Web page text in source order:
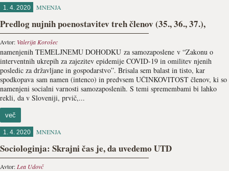
1. 4. 2020 MNENJA
Predlog nujnih poenostavitev treh členov (35., 36., 37.),
Avtor: Valerija Korošec
namenjenih TEMELJNEMU DOHODKU za samozaposlene v “Zakonu o
interventnih ukrepih za zajezitev epidemije COVID-19 in omilitev njenih
posledic za državljane in gospodarstvo”. Brisala sem balast in tisto, kar
spodkopava sam namen (intenco) in predvsem UČINKOVITOST členov, ki so
namenjeni socialni varnosti samozaposlenih. S temi spremembami bi lahko
rekli, da v Sloveniji, prvič,...
več
1. 4. 2020 MNENJA
Sociologinja: Skrajni čas je, da uvedemo UTD
Avtor: Lea Udovč